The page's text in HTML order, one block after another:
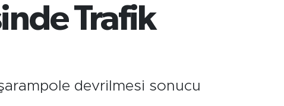
%0.19
%0
Trafik
devrilmesi sonucu